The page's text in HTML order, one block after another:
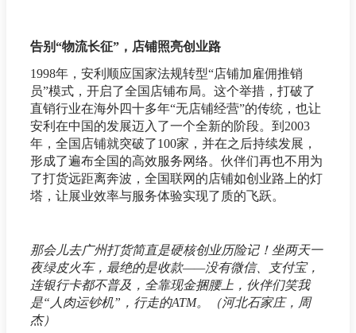
告别“物流长征”，店铺照亮创业路
1998年，安利顺应国家法规转型“店铺加雇佣推销
员”模式，开启了全国店铺布局。这个举措，打破了
直销行业在海外四十多年“无店铺经营”的传统，也让
安利在中国的发展迈入了一个全新的阶段。到2003
年，全国店铺就突破了100家，并在之后持续发展，
形成了遍布全国的高效服务网络。伙伴们再也不用为
了打货远距离奔波，全国联网的店铺如创业路上的灯
塔，让展业效率与服务体验实现了质的飞跃。
那会儿去广州打货简直是硬核创业历险记！坐两天一
夜绿皮火车，最绝的是收款——没有微信、支付宝，
连银行卡都不普及，全靠现金捆腰上，伙伴们笑我
是“人肉运钞机”，行走的ATM。（河北石家庄，周
杰）